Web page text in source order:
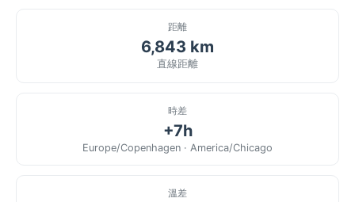
距離
6,843 km
直線距離
時差
+7h
Europe/Copenhagen · America/Chicago
溫差